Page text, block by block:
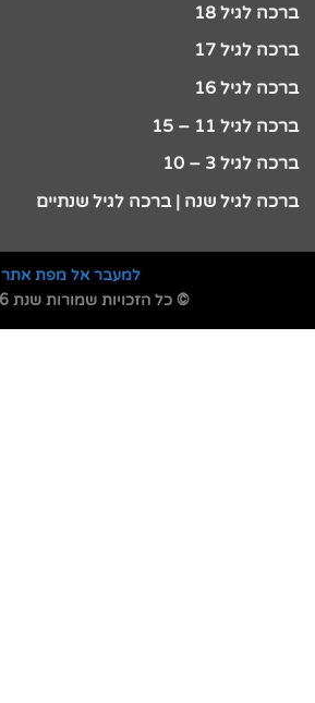
ברכה לגיל 18
ברכה לגיל 17
ברכה לגיל 16
ברכה לגיל 11 – 15
ברכה לגיל 3 – 10
ברכה לגיל שנה | ברכה לגיל שנתיים
למעבר אל מפת אתר
© כל הזכויות שמורות שנת 2026 ©